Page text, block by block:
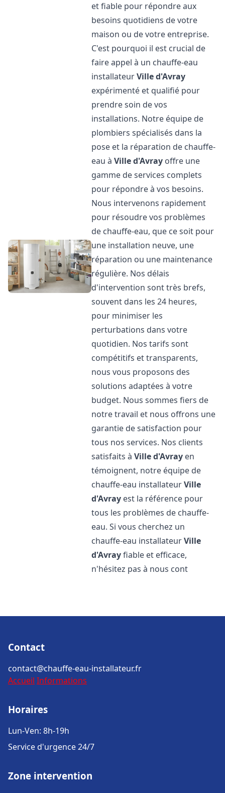
et fiable pour répondre aux
besoins quotidiens de votre
maison ou de votre entreprise.
C'est pourquoi il est crucial de
faire appel à un chauffe-eau
installateurVille d'Avray
expérimenté et qualifié pour
prendre soin de vos
installations. Notre équipe de
plombiers spécialisés dans la
pose et la réparation de chauffe-
eau àVille d'Avray offre une
gamme de services complets
pour répondre à vos besoins.
Nous intervenons rapidement
pour résoudre vos problèmes
de chauffe-eau, que ce soit pour
une installation neuve, une
réparation ou une maintenance
régulière. Nos délais
d'intervention sont très brefs,
souvent dans les 24 heures,
pour minimiser les
perturbations dans votre
quotidien. Nos tarifs sont
compétitifs et transparents,
nous vous proposons des
solutions adaptées à votre
budget. Nous sommes fiers de
notre travail et nous offrons une
garantie de satisfaction pour
tous nos services. Nos clients
satisfaits àVille d'Avray en
témoignent, notre équipe de
chauffe-eau installateurVille
d'Avray est la référence pour
tous les problèmes de chauffe-
eau. Si vous cherchez un
chauffe-eau installateurVille
d'Avrayfiable et efficace,
n'hésitez pas à nous cont
Contact
contact@chauffe-eau-installateur.fr
Accueil Informations
Horaires
Lun-Ven: 8h-19h
Service d'urgence 24/7
Zone intervention